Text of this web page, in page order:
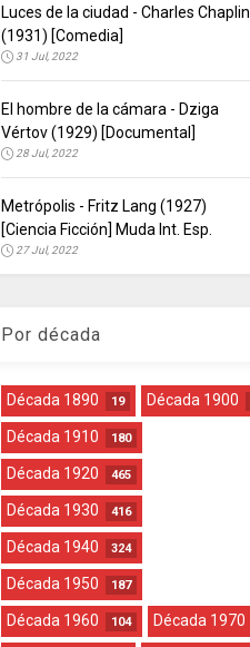
Luces de la ciudad - Charles Chaplin
(1931) [Comedia]
31 Jul, 2022
El hombre de la cámara - Dziga
Vértov (1929) [Documental]
28 Jul, 2022
Metrópolis - Fritz Lang (1927)
[Ciencia Ficción] Muda Int. Esp.
27 Jul, 2022
Por década
Década 1890 19 Década 1900
Década 1910 180
Década 1920 465
Década 1930 416
Década 1940 324
Década 1950 187
Década 1960 104 Década 1970